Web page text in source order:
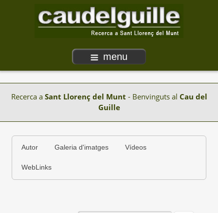
menu
Recerca a Sant Llorenç del Munt - Benvinguts al Cau del
Guille
Autor Galeria d'imatges Vídeos
WebLinks